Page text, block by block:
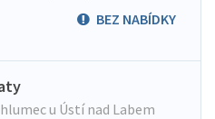
BEZ NABÍDKY
u Ústí nad Labem